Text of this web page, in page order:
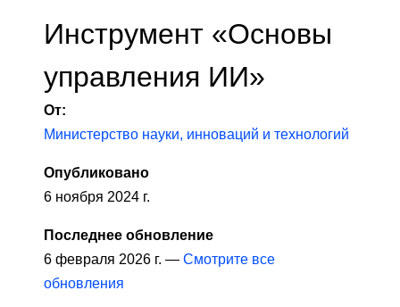
Инструмент «Основы
управления ИИ»
От:
Министерство науки, инноваций и технологий
Опубликовано
6 ноября 2024 г.
Последнее обновление
6 февраля 2026 г. — Смотрите все
обновления